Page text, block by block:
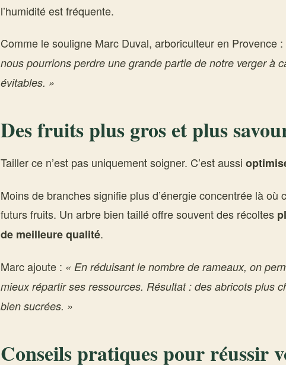
l’humidité est fréquente.
Comme le souligne Marc Duval, arboriculteur en Provence :
nous pourrions perdre une grande partie de notre verger à
évitables. »
Des fruits plus gros et plus
Tailler ce n’est pas uniquement soigner. C’est aussi
Moins de branches signifie plus d’énergie concentrée là où
futurs fruits. Un arbre bien taillé offre souvent des récoltes
de meilleure qualité.
Marc ajoute : « En réduisant le nombre de rameaux, on
mieux répartir ses ressources. Résultat : des abricots plus
bien sucrées. »
Conseils pratiques pour réussir